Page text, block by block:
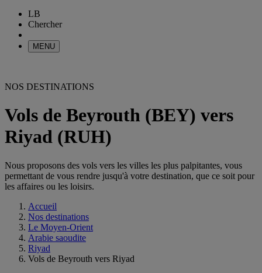
LB
Chercher
MENU
NOS DESTINATIONS
Vols de Beyrouth (BEY) vers
Riyad (RUH)
Nous proposons des vols vers les villes les plus palpitantes, vous
permettant de vous rendre jusqu'à votre destination, que ce soit pour
les affaires ou les loisirs.
Accueil
Nos destinations
Le Moyen-Orient
Arabie saoudite
Riyad
Vols de Beyrouth vers Riyad